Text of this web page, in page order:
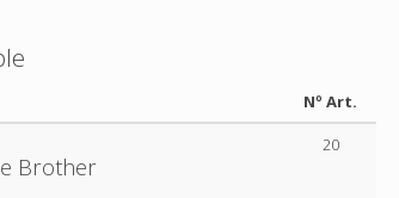
Nº Art.
Brother
20